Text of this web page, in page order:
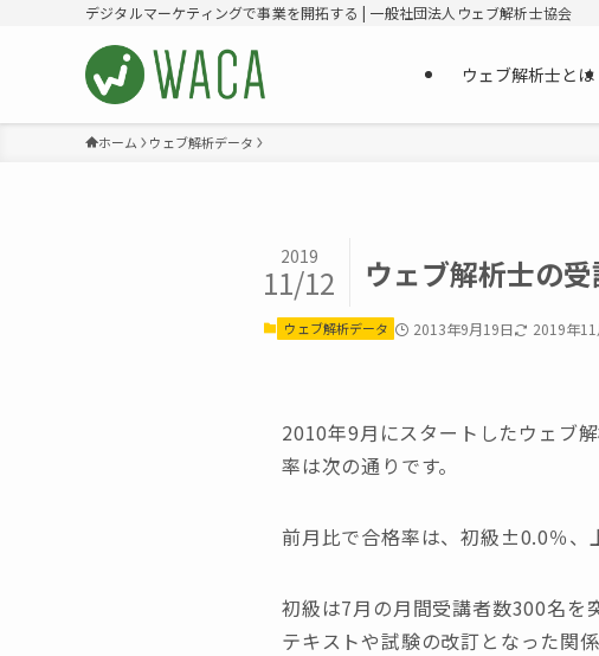
デジタルマーケティングで事業を開拓する | 一般社団法人ウェブ解析士協会
ウェブ解析士とは
ホーム ウェブ解析データ
ウェブ解析士の
2019
11/12
ウェブ解析データ 2013年9月19日 2019年
2010年9月にスタートしたウェブ
率は次の通りです。
前月比で合格率は、初級±0.0％、
初級は7月の月間受講者数300名を
テキストや試験の改訂となった関